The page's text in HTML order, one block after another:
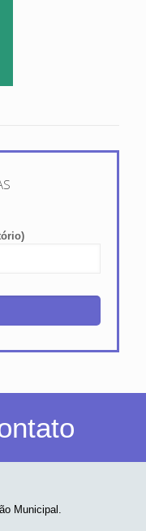
Municipal.